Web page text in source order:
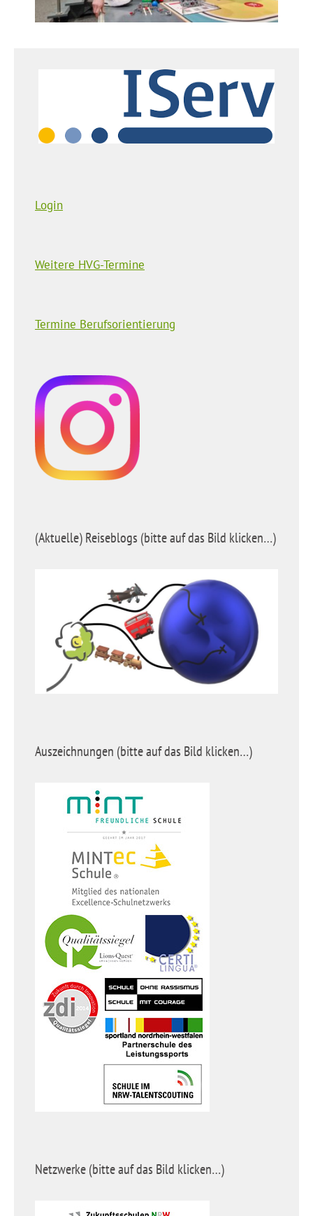
Login
Weitere HVG-Termine
Termine Berufsorientierung
(Aktuelle) Reiseblogs (bitte auf das Bild klicken…)
Auszeichnungen (bitte auf das Bild klicken…)
Netzwerke (bitte auf das Bild klicken…)